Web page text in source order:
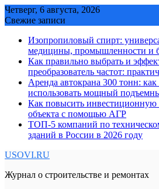
Skip
to
Четверг, 6 августа, 2026
Свежие записи
Изопропиловый спирт:
медицины, промышленности и
Как правильно выбрать и
преобразователь частот:
Аренда автокрана 300 тонн:
использовать мощный
Как повысить инвестиционную
объекта с помощью АГР
ТОП-5 компаний по
зданий в России в 2026 году
USOVI.RU
Журнал о строительстве и ремонтах